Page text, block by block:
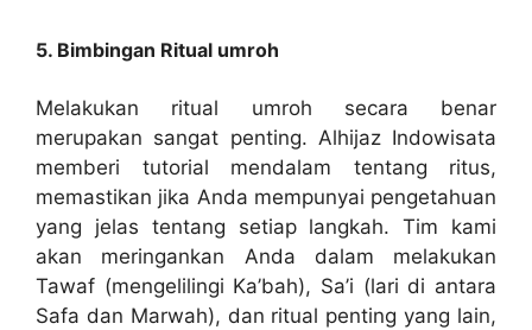
5. Bimbingan Ritual umroh
Melakukan ritual umroh secara benar
merupakan sangat penting. Alhijaz Indowisata
memberi tutorial mendalam tentang ritus,
memastikan jika Anda mempunyai pengetahuan
yang jelas tentang setiap langkah. Tim kami
akan meringankan Anda dalam melakukan
Tawaf (mengelilingi Ka’bah), Sa’i (lari di antara
Safa dan Marwah), dan ritual penting yang lain,